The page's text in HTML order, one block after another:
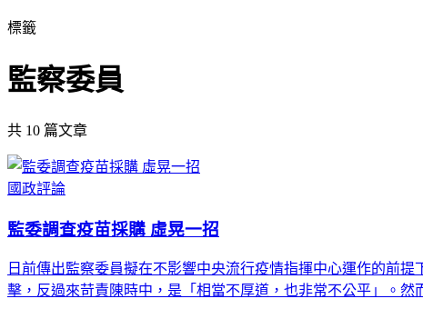
標籤
監察委員
共 10 篇文章
國政評論
監委調查疫苗採購 虛晃一招
日前傳出監察委員擬在不影響中央流行疫情指揮中心運作的前
擊，反過來苛責陳時中，是「相當不厚道，也非常不公平」。然